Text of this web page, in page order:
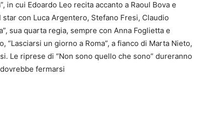
in cui Edoardo Leo recita accanto a Raoul Bova e
con Luca Argentero, Stefano Fresi, Claudio
sua quarta regia, sempre con Anna Foglietta e
“Lasciarsi un giorno a Roma”, a fianco di Marta Nieto,
Le riprese di “Non sono quello che sono” dureranno
fermarsi